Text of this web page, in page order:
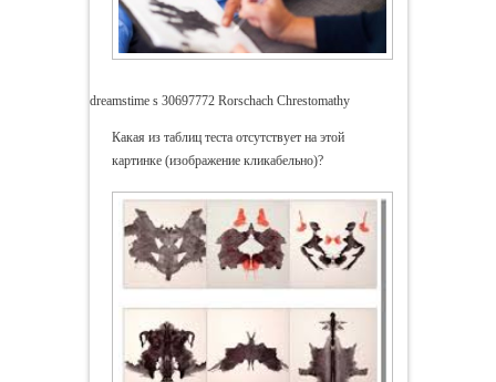
dreamstime s 30697772 Rorschach Chrestomathy
Какая из таблиц теста отсутствует на этой
картинке (изображение кликабельно)?